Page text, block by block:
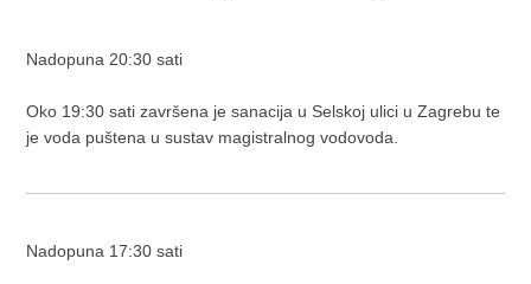
Nadopuna 20:30 sati
Oko 19:30 sati završena je sanacija u Selskoj ulici u Zagrebu te
je voda puštena u sustav magistralnog vodovoda.
Nadopuna 17:30 sati